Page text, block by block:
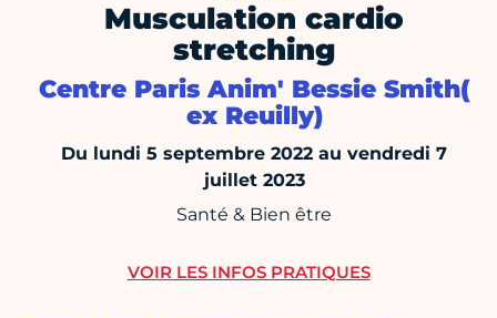
Musculation cardio
stretching
Centre Paris Anim' Bessie Smith(
ex Reuilly)
Du lundi 5 septembre 2022 au vendredi 7
juillet 2023
Santé & Bien être
VOIR LES INFOS PRATIQUES